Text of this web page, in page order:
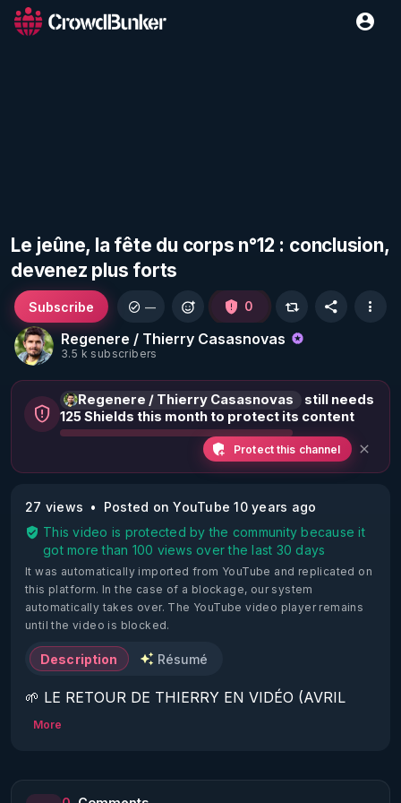
Le jeûne, la fête du corps n°12 : conclusion,
devenez plus forts
Regenere / Thierry Casasnovas
3.5 k subscribers
Subscribe — 0
Regenere / Thierry Casasnovas
still needs
125 Shields this month to protect its content
Protect this channel
27 views
Posted on YouTube 10 years ago
This video is protected by the community because it
got more than 100 views over the last 30 days
It was automatically imported from YouTube and replicated on
this platform. In the case of a blockage, our system
automatically takes over. The YouTube video player remains
until the video is blocked.
Description Résumé
🌱 LE RETOUR DE THIERRY EN VIDÉO (AVRIL
2022)!
https://www.rgnr.fr/presentation.html
More